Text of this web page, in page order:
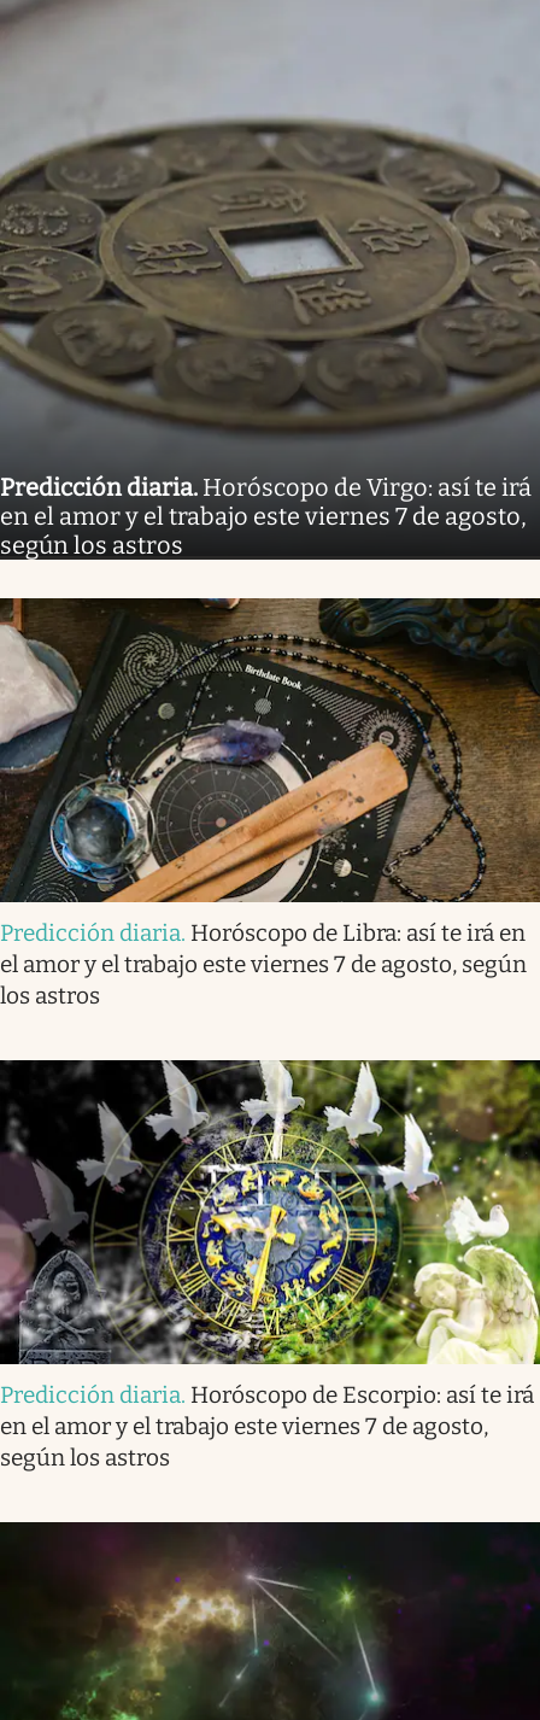
Predicción diaria. Horóscopo de Virgo: así te irá
en el amor y el trabajo este viernes 7 de agosto,
según los astros
Predicción diaria. Horóscopo de Libra: así te irá en
el amor y el trabajo este viernes 7 de agosto, según
los astros
Predicción diaria. Horóscopo de Escorpio: así te irá
en el amor y el trabajo este viernes 7 de agosto,
según los astros